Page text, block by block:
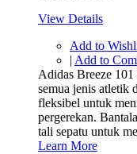
View Details
Add to
| Add to
Adidas Breeze
semua jenis atletik
fleksibel untuk
pergerekan.
tali sepatu untuk
Learn More